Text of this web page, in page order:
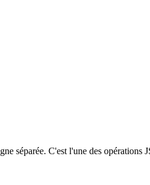
séparée. C'est l'une des opérations